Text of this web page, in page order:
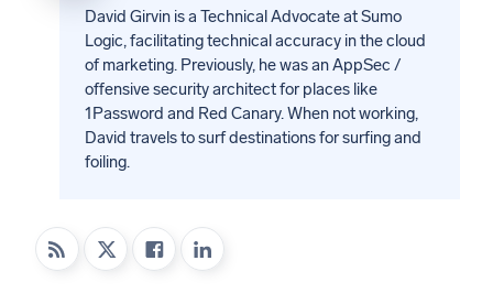
David Girvin is a Technical Advocate at Sumo
Logic, facilitating technical accuracy in the cloud
of marketing. Previously, he was an AppSec /
offensive security architect for places like
1Password and Red Canary. When not working,
David travels to surf destinations for surfing and
foiling.